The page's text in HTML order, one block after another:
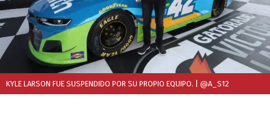
KYLE LARSON FUE SUSPENDIDO POR SU PROPIO EQUIPO. | @A_S12